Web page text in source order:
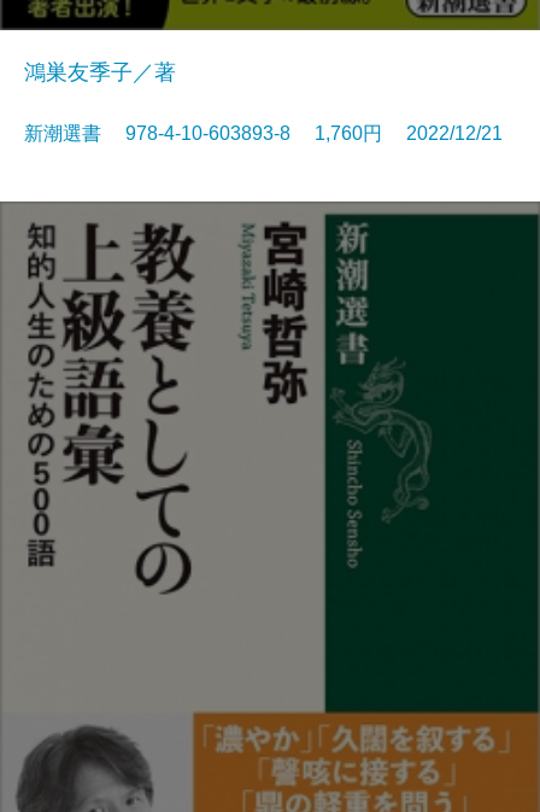
鴻巣友季子／著
新潮選書 978-4-10-603893-8 1,760円 2022/12/21